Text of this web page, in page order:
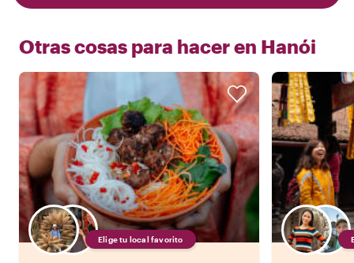
Otras cosas para hacer en Hanói
Elige tu local favorito